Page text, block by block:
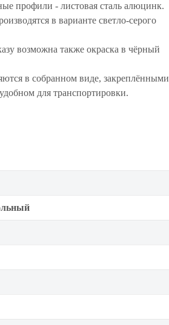
профили - листовая сталь алюцинк.
в варианте светло-серого
возможна также окраска в чёрный
в собранном виде, закреплёнными
для транспортировки.